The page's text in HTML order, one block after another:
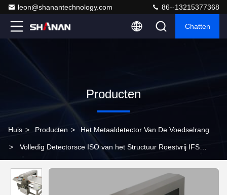
leon@shanantechnology.com 86--13215377368
Chatten
Producten
Huis > Producten > Het Metaaldetector Van De Voedselrang
> Volledig Detectorsce ISO van het Structuur Roestvrij IFS